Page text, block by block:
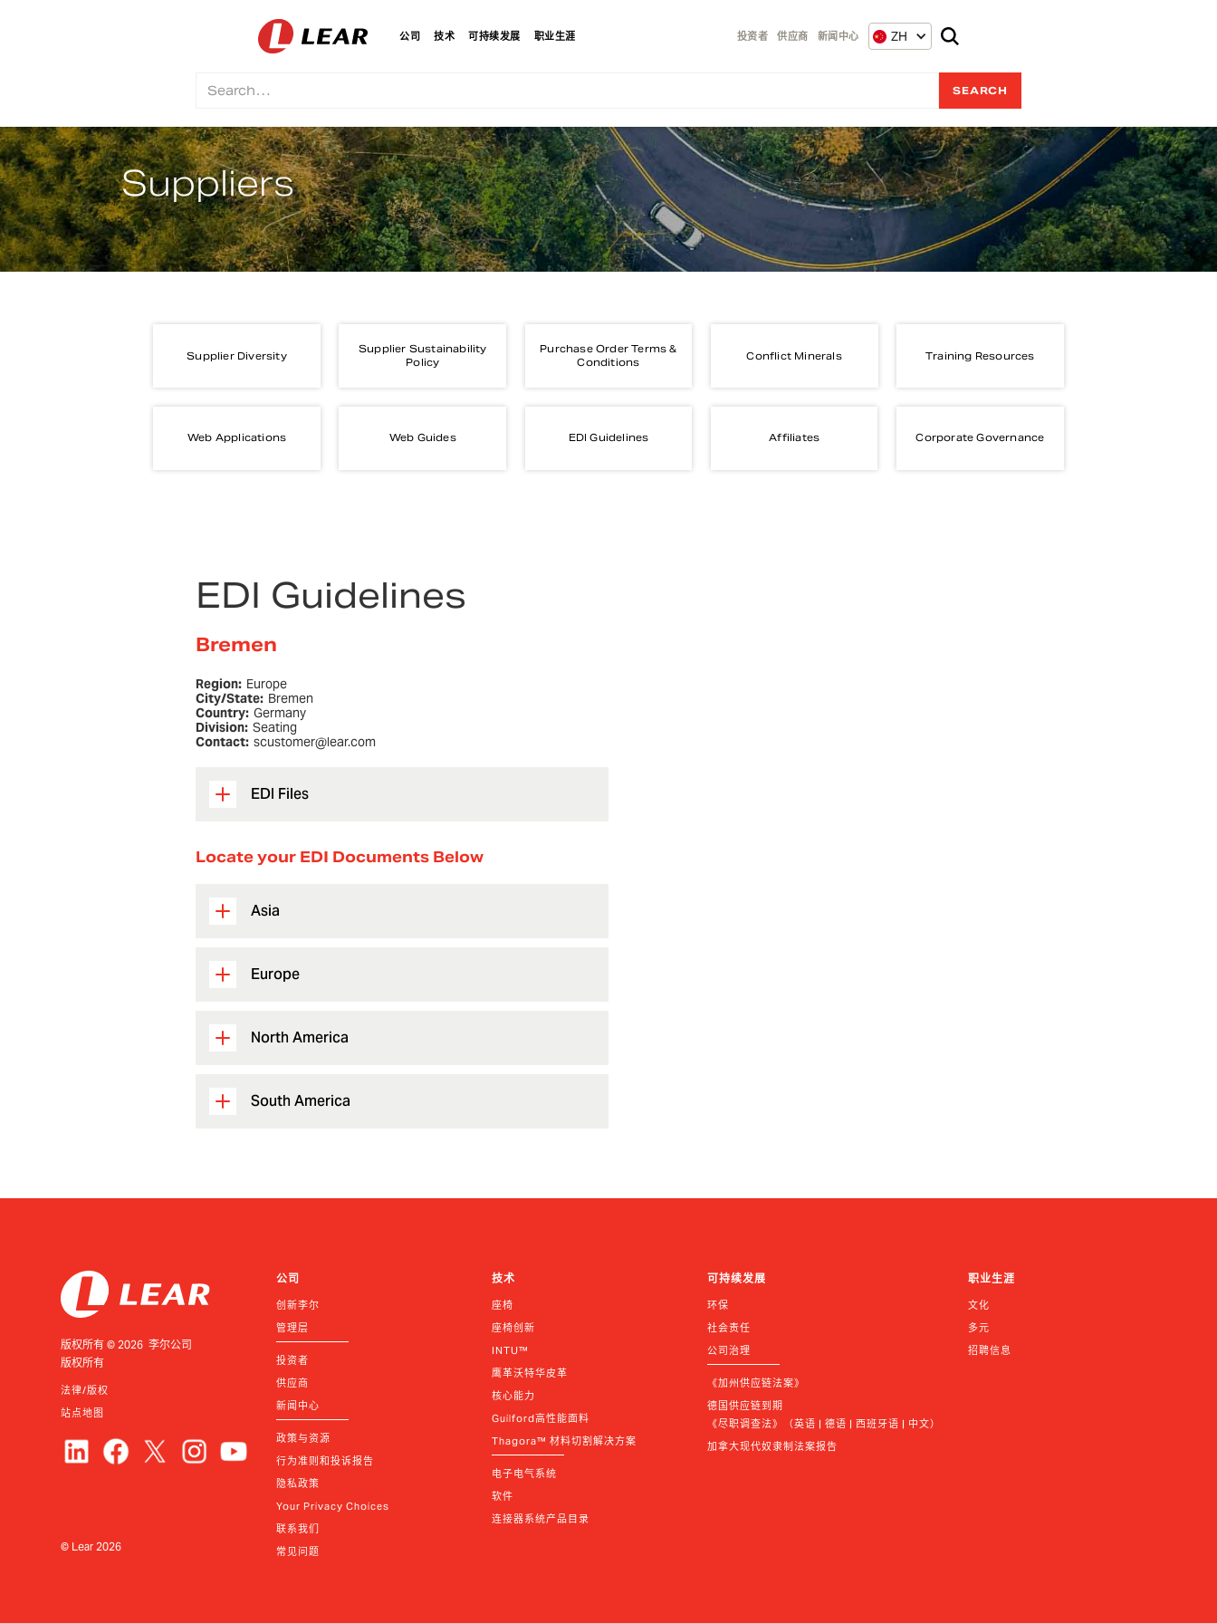
投资者 供应商 新闻中心 ZH
公司 技术 可持续发展 职业生涯
Suppliers
Supplier Diversity
Supplier Sustainability
Policy
Purchase Order Terms &
Conditions
Conflict Minerals Training Resources
Web Applications Web Guides EDI Guidelines Affiliates Corporate Governance
EDI Guidelines
Bremen
Region: Europe
City/State: Bremen
Country: Germany
Division: Seating
Contact: scustomer@lear.com
EDI Files
Locate your EDI Documents Below
Asia
Europe
North America
South America
版权所有 © 2026 李尔公司
版权所有
法律/版权
站点地图
© Lear2026
公司
创新李尔
管理层
投资者
供应商
新闻中心
政策与资源
行为准则和投诉报告
隐私政策
Your Privacy Choices
联系我们
常见问题
技术
座椅
座椅创新
INTU™
鹰革沃特华皮革
核心能力
Guilford高性能面料
Thagora™ 材料切割解决方案
电子电气系统
软件
连接器系统产品目录
可持续发展
环保
社会责任
公司治理
《加州供应链法案》
德国供应链到期
《尽职调查法》（英语 | 德语 | 西班牙语 | 中文）
加拿大现代奴隶制法案报告
职业生涯
文化
多元
招聘信息